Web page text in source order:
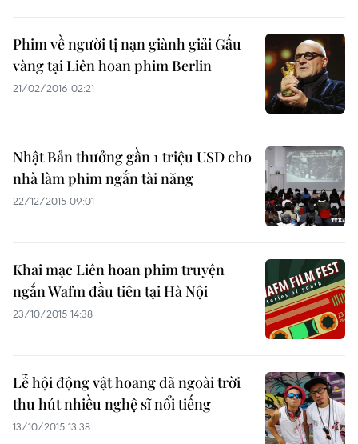
Phim về người tị nạn giành giải Gấu
vàng tại Liên hoan phim Berlin
21/02/2016 02:21
Nhật Bản thưởng gần 1 triệu USD cho
nhà làm phim ngắn tài năng
22/12/2015 09:01
Khai mạc Liên hoan phim truyện
ngắn Wafm đầu tiên tại Hà Nội
23/10/2015 14:38
Lễ hội động vật hoang dã ngoài trời
thu hút nhiều nghệ sĩ nổi tiếng
13/10/2015 13:38